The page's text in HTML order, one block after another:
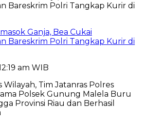
Ganja, Bea Cukai
Bareskrim Polri Tangkap Kurir di
am WIB